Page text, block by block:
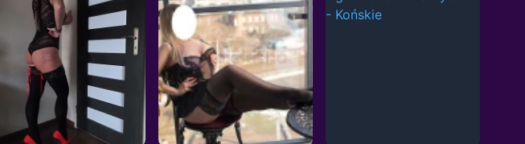
Cena: 150
Wyjazdy: Nie
Wiek: 49
Waga: 80
Wzrost: 163
Biust: 3
Cena: 200
Wyjazdy: Nie
Wiek: 43
Waga: 50
Wzrost: 160
Biust: 4
Cena: 200